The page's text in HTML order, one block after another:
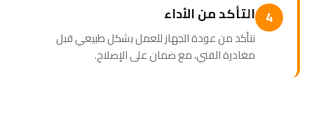
4 التأكد من الأداء
نتأكد من عودة الجهاز للعمل بشكل طبيعي قبل
مغادرة الفني، مع ضمان على الإصلاح.